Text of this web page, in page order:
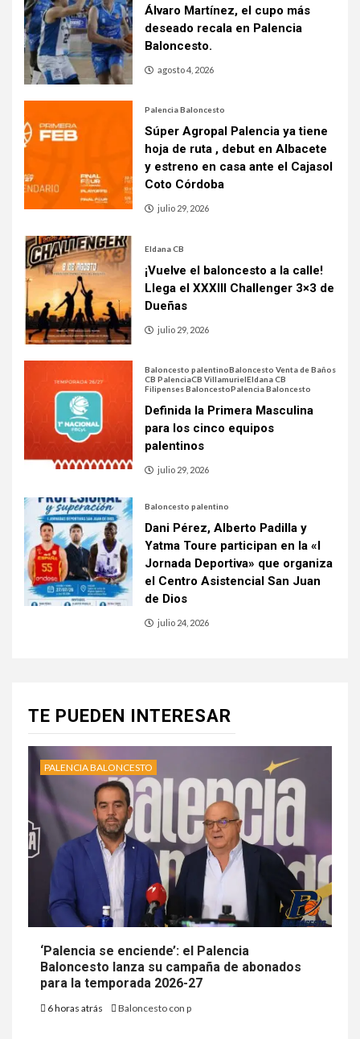
Álvaro Martínez, el cupo más
deseado recala en Palencia
Baloncesto.
agosto 4, 2026
Palencia Baloncesto
Súper Agropal Palencia ya tiene
hoja de ruta , debut en Albacete
y estreno en casa ante el Cajasol
Coto Córdoba
julio 29, 2026
Eldana CB
¡Vuelve el baloncesto a la calle!
Llega el XXXIII Challenger 3×3 de
Dueñas
julio 29, 2026
Baloncesto palentinoBaloncesto Venta de Baños
CB PalenciaCB VillamurielEldana CB
Filipenses BaloncestoPalencia Baloncesto
Definida la Primera Masculina
para los cinco equipos
palentinos
julio 29, 2026
Baloncesto palentino
Dani Pérez, Alberto Padilla y
Yatma Toure participan en la «I
Jornada Deportiva» que organiza
el Centro Asistencial San Juan
de Dios
julio 24, 2026
TE PUEDEN INTERESAR
PALENCIA BALONCESTO
‘Palencia se enciende’: el Palencia
Baloncesto lanza su campaña de abonados
para la temporada 2026-27
6 horas atrás Baloncesto con p